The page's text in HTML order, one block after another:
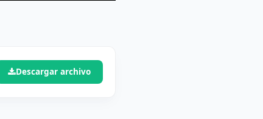
Descargar archivo